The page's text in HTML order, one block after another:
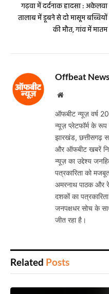
गढ़वा में दर्दनाक हादसा : अकेलवा
तालाब में डूबने से दो मासूम बच्चियों
की मौत, गांव में मातम
Offbeat News
Website
ऑफबीट न्यूज़ वर्ष
न्यूज़ प्लेटफॉर्म के रूप
झारखंड, छत्तीसगढ़
और ऑफबीट खबरें
न्यूज़ का उद्देश्य
पत्रकारिता को
अमरनाथ पाठक और
दशकों का
जनपक्षधर सोच के
जीत रहा है।
Related Posts